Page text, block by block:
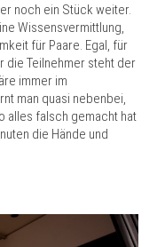
noch ein Stück weiter.
Wissensvermittlung,
für Paare. Egal, für
die Teilnehmer steht der
immer im
man quasi nebenbei,
alles falsch gemacht hat
die Hände und